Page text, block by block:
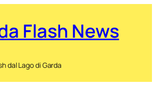
Flash News
dal Lago di Garda